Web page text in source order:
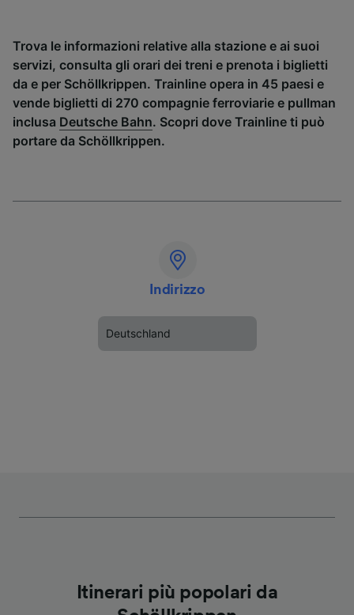
Trova le informazioni relative alla stazione e ai suoi
servizi, consulta gli orari dei treni e prenota i biglietti
da e per Schöllkrippen. Trainline opera in 45 paesi e
vende biglietti di 270 compagnie ferroviarie e pullman
inclusa Deutsche Bahn. Scopri dove Trainline ti può
portare da Schöllkrippen.
Indirizzo
Deutschland
Itinerari più popolari da